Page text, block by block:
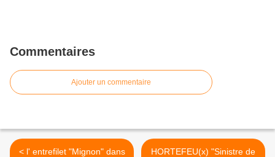
Commentaires
Ajouter un commentaire
< l' entrefilet "Mignon" dans
HORTEFEU(x) "Sinistre de